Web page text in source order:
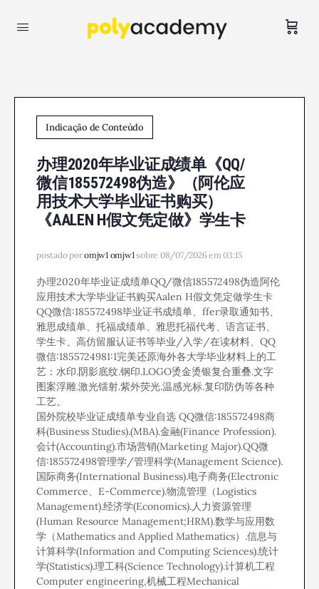
Indicação de Conteúdo
办理2020年毕业证成绩单《QQ/
微信185572498伪造》（阿伦应
用技术大学毕业证书购买）
《AALEN H假文凭定做》学生卡
postado poromjw1 omjw1sobre 08/07/2026 em 03:15
办理2020年毕业证成绩单QQ/微信185572498伪造阿伦
应用技术大学毕业证书购买Aalen H假文凭定做学生卡
QQ微信:185572498毕业证书成绩单、ffer录取通知书、
雅思成绩单、托福成绩单、雅思托福代考、语言证书、
学生卡、高仿留服认证书等毕业/入学/在读材料、QQ
微信:1855724981:1完美还原海外各大学毕业材料上的工
艺：水印.阴影底纹.钢印.LOGO烫金烫银复合重叠.文字
图案浮雕.激光镭射.紫外荧光.温感光标.复印防伪等各种
工艺。
国外院校毕业证成绩单专业自选 QQ微信:185572498商
科(Business Studies).(MBA).金融(Finance Profession).
会计(Accounting).市场营销(Marketing Major).QQ微
信:185572498管理学/管理科学(Management Science).
国际商务(International Business).电子商务(Electronic
Commerce、E-Commerce).物流管理（Logistics
Management).经济学(Economics).人力资源管理
(Human Resource Management;HRM).数学与应用数
学（Mathematics and Applied Mathematics）.信息与
计算科学(Information and Computing Sciences).统计
学(Statistics).理工科(Science Technology).计算机工程
Computer engineering,机械工程Mechanical